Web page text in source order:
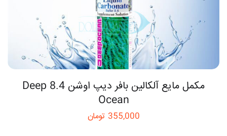
مکمل مایع آلکالین بافر دیپ اوشن 8.4 Deep
Ocean
355,000 تومان